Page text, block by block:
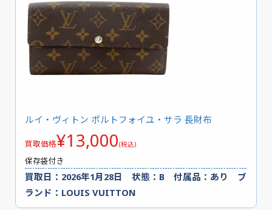
ルイ・ヴィトン ポルトフォイユ・サラ 長財布
買取価格¥13,000(税込)
保存袋付き
買取日：2026年1月28日 状態：B 付属品：あり ブ
ランド：LOUIS VUITTON